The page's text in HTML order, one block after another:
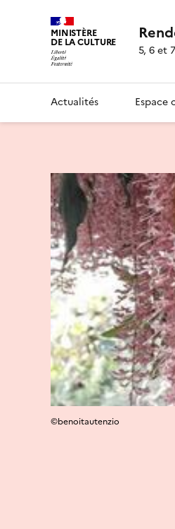
MINISTÈRE
DE LA CULTURE
5, 6 et
Actualités Espace
©benoitautenzio